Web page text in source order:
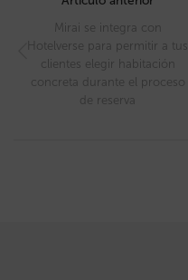
navigation
Mirai se integra con
Hotelverse para permitir a tus
clientes elegir habitación
concreta durante el proceso
de reserva